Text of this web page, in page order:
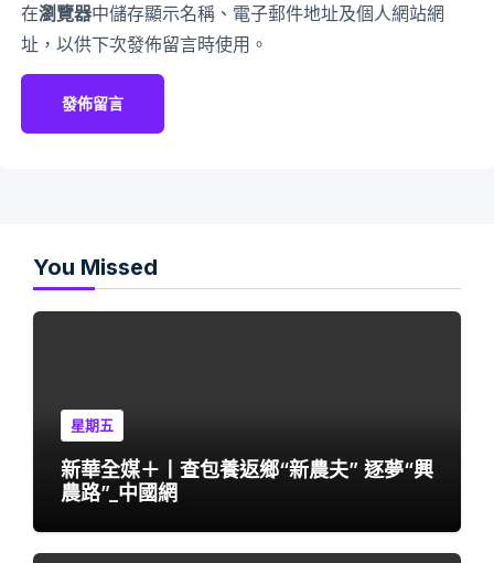
在瀏覽器中儲存顯示名稱、電子郵件地址及個人網站網
址，以供下次發佈留言時使用。
You Missed
星期五
新華全媒＋丨查包養返鄉“新農夫” 逐夢“興
農路”_中國網